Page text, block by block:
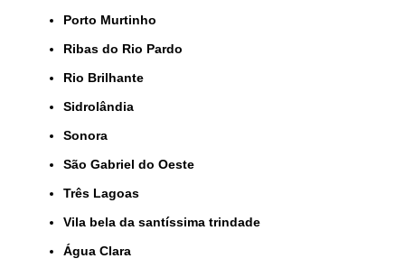
Porto Murtinho
Ribas do Rio Pardo
Rio Brilhante
Sidrolândia
Sonora
São Gabriel do Oeste
Três Lagoas
Vila bela da santíssima trindade
Água Clara